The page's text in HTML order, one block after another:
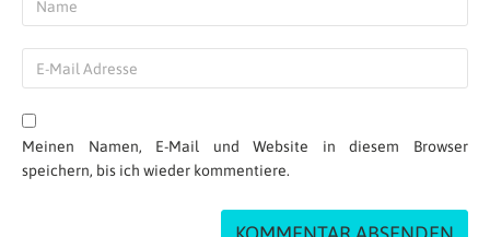
Meinen Namen, E-Mail und Website in diesem Browser
speichern, bis ich wieder kommentiere.